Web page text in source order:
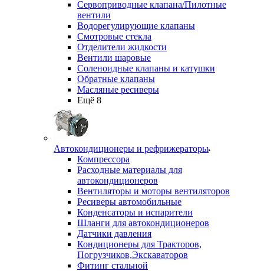
Сервоприводные клапана/Пилотные
вентили
Водорегулирующие клапаны
Смотровые стекла
Отделители жидкости
Вентили шаровые
Соленоидные клапаны и катушки
Обратные клапаны
Масляные ресиверы
Ещё 8
Автокондиционеры и рефрижераторы
Компрессора
Расходные материалы для
автокондиционеров
Вентиляторы и моторы вентиляторов
Ресиверы автомобильные
Конденсаторы и испарители
Шланги для автокондиционеров
Датчики давления
Кондиционеры для Тракторов,
Погрузчиков,Экскаваторов
Фитинг стальной